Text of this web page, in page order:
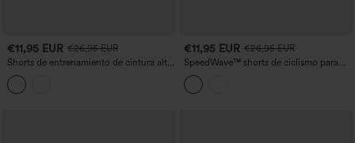
€11,95 EUR €26,95 EUR
Shorts de entrenamiento de cintura alta
(5'') con bolsillos
€11,95 EUR €26,95 EUR
SpeedWave™ shorts de ciclismo para
entrenamiento de talle alto con malla de
contraste, de secado rápido, 7'' con
bolsillos